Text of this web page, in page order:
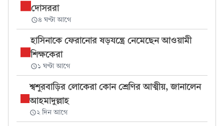
দোসররা
৪ ঘণ্টা আগে
হাসিনাকে ফেরানোর ষড়যন্ত্রে নেমেছেন আওয়ামী
শিক্ষকেরা
১ ঘণ্টা আগে
শ্বশুরবাড়ির লোকেরা কোন শ্রেণির আত্মীয়, জানালেন
আহমাদুল্লাহ
২ দিন আগে